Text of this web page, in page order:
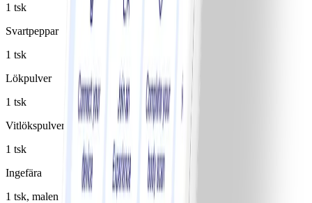
1 tsk
Svartpeppar
1 tsk
Lökpulver
1 tsk
Vitlökspulver
1 tsk
Ingefära
1 tsk, malen